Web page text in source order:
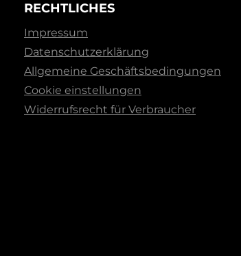
RECHTLICHES
Impressum
Datenschutzerklärung
Allgemeine Geschäftsbedingungen
Cookie einstellungen
Widerrufsrecht für Verbraucher